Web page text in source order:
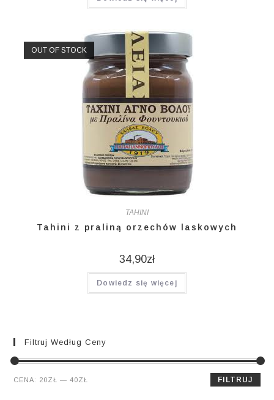
OUT OF STOCK
TAHINI
Tahini z praliną orzechów laskowych
34,90zł
Dowiedz się więcej
Filtruj Według Ceny
Cena
Cena
FILTRUJ
CENA: 20ZŁ —40ZŁ